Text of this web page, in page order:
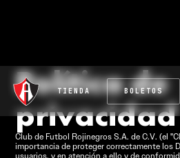
TIENDA BOLETOS
Política de
privacidad
Club de Futbol Rojinegros S.A. de C.V. (el
importancia de proteger correctamente los
usuarios, y en atención a ello y de